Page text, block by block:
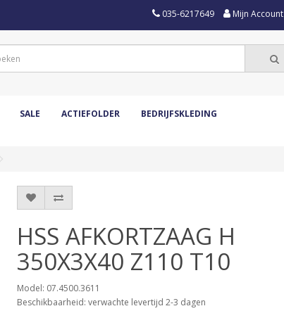
035-6217649 Mijn Account
SALE ACTIEFOLDER BEDRIJFSKLEDING
HSS AFKORTZAAG H
350X3X40 Z110 T10
Model: 07.4500.3611
Beschikbaarheid: verwachte levertijd 2-3 dagen